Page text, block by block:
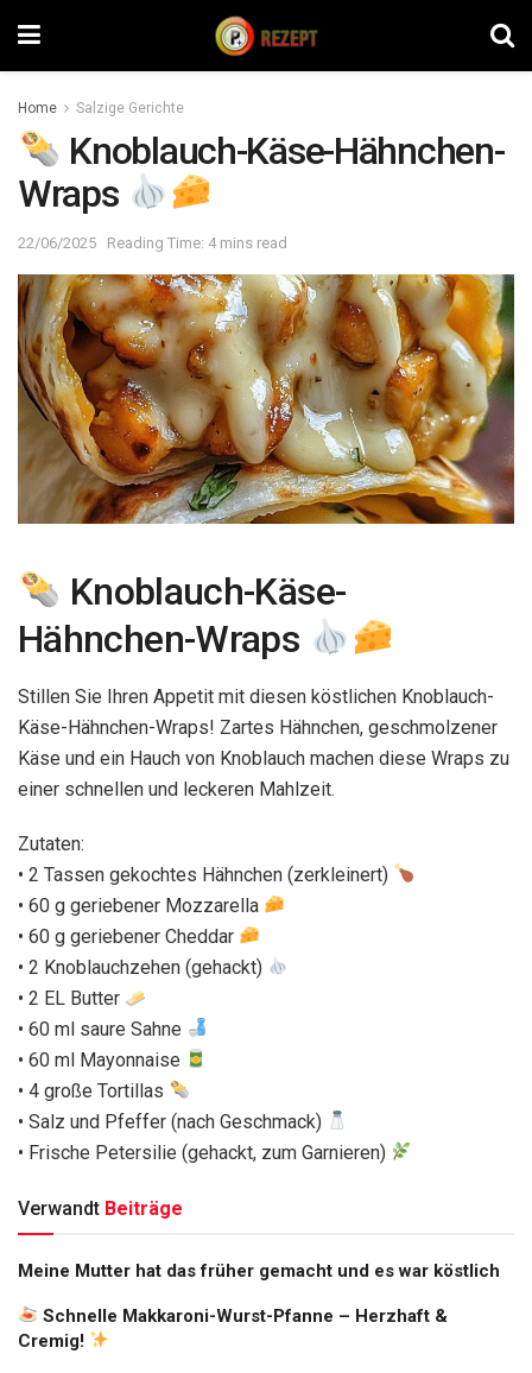
Home Salzige Gerichte
Knoblauch-Käse-Hähnchen-
Wraps
22/06/2025 Reading Time: 4 mins read
Knoblauch-Käse-
Hähnchen-Wraps
Stillen Sie Ihren Appetit mit diesen köstlichen Knoblauch-
Käse-Hähnchen-Wraps! Zartes Hähnchen, geschmolzener
Käse und ein Hauch von Knoblauch machen diese Wraps zu
einer schnellen und leckeren Mahlzeit.
Zutaten:
• 2 Tassen gekochtes Hähnchen (zerkleinert)
• 60 g geriebener Mozzarella
• 60 g geriebener Cheddar
• 2 Knoblauchzehen (gehackt)
• 2 EL Butter
• 60 ml saure Sahne
• 60 ml Mayonnaise
• 4 große Tortillas
• Salz und Pfeffer (nach Geschmack)
• Frische Petersilie (gehackt, zum Garnieren)
Verwandt Beiträge
Meine Mutter hat das früher gemacht und es war köstlich
Schnelle Makkaroni-Wurst-Pfanne – Herzhaft &
Cremig!